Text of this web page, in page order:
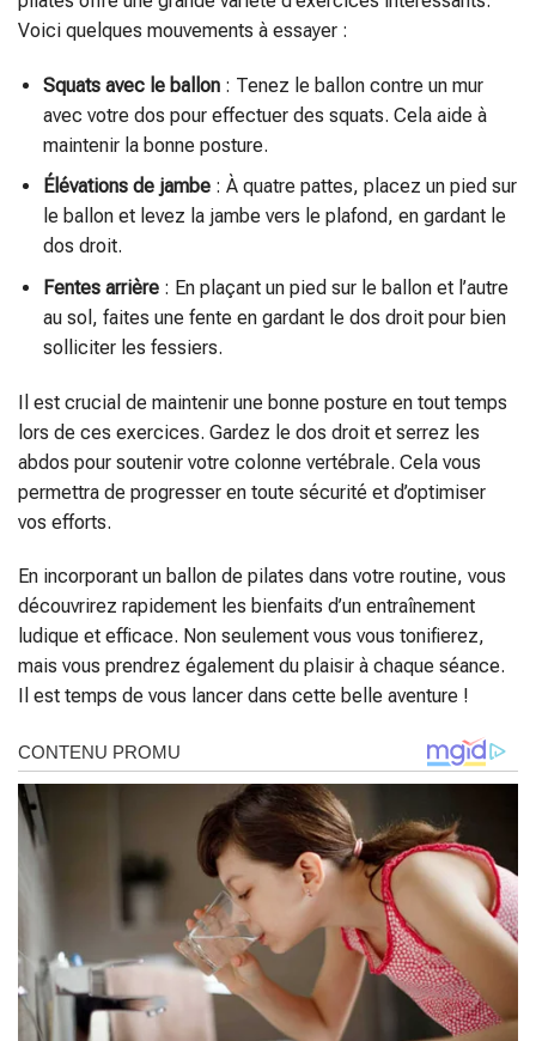
Voici quelques mouvements à essayer :
Squats avec le ballon: Tenez le ballon contre un mur
avec votre dos pour effectuer des squats. Cela aide à
maintenir la bonne posture.
Élévations de jambe: À quatre pattes, placez un pied sur
le ballon et levez la jambe vers le plafond, en gardant le
dos droit.
Fentes arrière: En plaçant un pied sur le ballon et l’autre
au sol, faites une fente en gardant le dos droit pour bien
solliciter les fessiers.
Il est crucial de maintenir une bonne posture en tout temps
lors de ces exercices. Gardez le dos droit et serrez les
abdos pour soutenir votre colonne vertébrale. Cela vous
permettra de progresser en toute sécurité et d’optimiser
vos efforts.
En incorporant un ballon de pilates dans votre routine, vous
découvrirez rapidement les bienfaits d’un entraînement
ludique et efficace. Non seulement vous vous tonifierez,
mais vous prendrez également du plaisir à chaque séance.
Il est temps de vous lancer dans cette belle aventure !